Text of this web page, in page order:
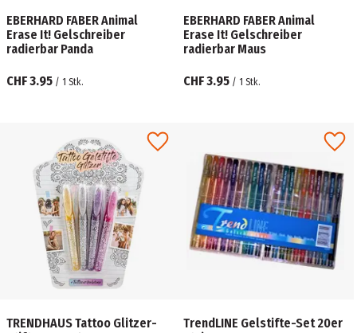
EBERHARD FABER Animal
Erase It! Gelschreiber
radierbar Panda
CHF 3.95 / 1 Stk.
EBERHARD FABER Animal
Erase It! Gelschreiber
radierbar Maus
CHF 3.95 / 1 Stk.
TRENDHAUS Tattoo Glitzer-
TrendLINE Gelstifte-Set 20er